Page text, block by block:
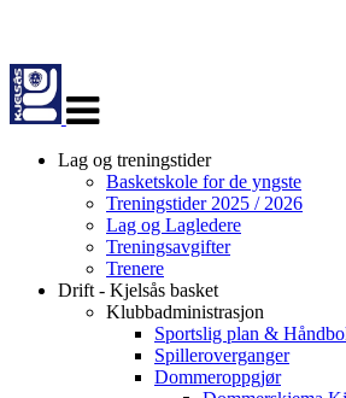
navigasjon
Lag og treningstider
Basketskole for de yngste
Treningstider 2025 / 2026
Lag og Lagledere
Treningsavgifter
Trenere
Drift - Kjelsås basket
Klubbadministrasjon
Sportslig plan &
Spilleroverganger
Dommeroppgjør